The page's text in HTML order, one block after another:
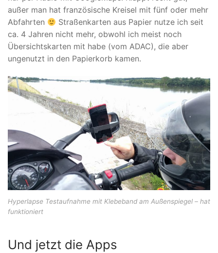
außer man hat französische Kreisel mit fünf oder mehr
Abfahrten
Straßenkarten aus Papier nutze ich seit
ca. 4 Jahren nicht mehr, obwohl ich meist noch
Übersichtskarten mit habe (vom ADAC), die aber
ungenutzt in den Papierkorb kamen.
Hyperlapse Testaufnahme mit Klebeband am Außenspiegel – hat
funktioniert
Und jetzt die Apps